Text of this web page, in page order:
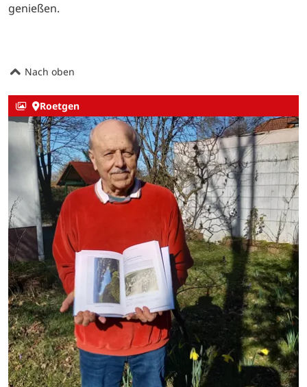
genießen.
Nach oben
Roetgen